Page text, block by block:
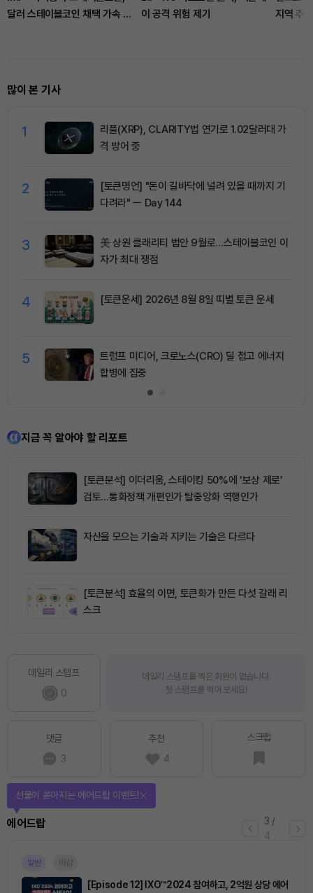
달러 스테이블코인 채택 가속 가
이 공격 위험 제기
지역 추
많이 본 기사
1
리플(XRP), CLARITY법 연기로 1.02달러대 가
격 방어 중
2
[토큰명언] "돈이 길바닥에 널려 있을 때까지 기
다려라" ㅡ Day 144
3
美 상원 클래리티 법안 9월로…스테이블코인 이
자가 최대 쟁점
4 [토큰운세] 2026년 8월 8일 띠별 토큰 운세
5
트럼프 미디어, 크로노스(CRO) 딜 접고 에너지
합병에 집중
지금 꼭 알아야 할 리포트
[토큰분석] 이더리움, 스테이킹 50%에 ‘보상 제로’
검토…통화정책 개편인가 탈중앙화 역행인가
자산을 모으는 기술과 지키는 기술은 다르다
[토큰분석] 효율의 이면, 토큰화가 만든 다섯 갈래 리
스크
데일리 스탬프
0
데일리 스탬프를 찍은 회원이 없습니다.
첫 스탬프를 찍어 보세요!
댓글
3
추천
4
스크랩
3 /
4
에어드랍
선물이 쏟아지는 에어드랍 이벤트!
일반 마감
[Episode 12] IXO™2024 참여하고, 2억원 상당 에어